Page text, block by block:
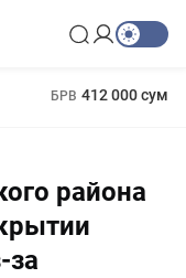
БРВ 412 000 сум
района
за